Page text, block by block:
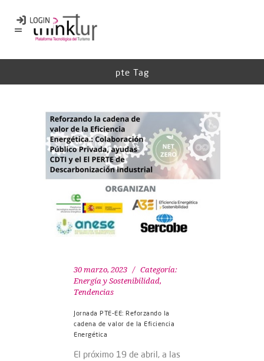
pte Tag
30 marzo, 2023
Categoría:
Energía y Sostenibilidad,
Tendencias
Jornada PTE-EE: Reforzando la
cadena de valor de la Eficiencia
Energética
El próximo 19 de abril, a las